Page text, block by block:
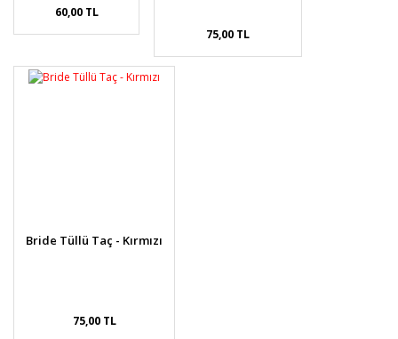
60,00 TL
75,00 TL
Bride Tüllü Taç - Kırmızı
75,00 TL